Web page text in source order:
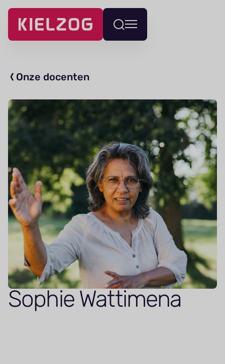
Navigatie
overslaan
Wissel
menu
Onze docenten
Sophie Wattimena